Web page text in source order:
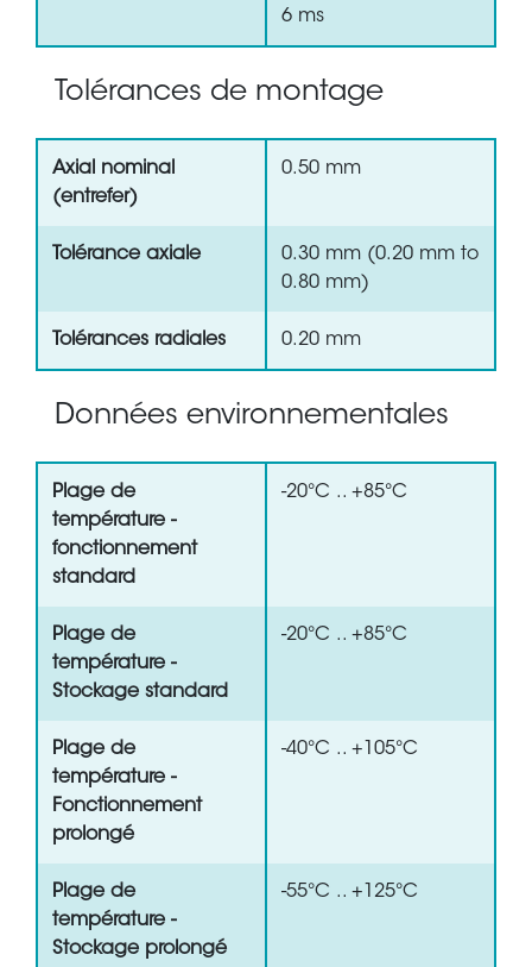
6 ms
Tolérances de montage
Axial nominal
(entrefer)
0.50 mm
Tolérance axiale
0.30 mm (0.20 mm to
0.80 mm)
Tolérances radiales 0.20 mm
Données environnementales
Plage de
température -
fonctionnement
standard
-20°C .. +85°C
Plage de
température -
Stockage standard
-20°C .. +85°C
Plage de
température -
Fonctionnement
prolongé
-40°C .. +105°C
Plage de
température -
Stockage prolongé
-55°C .. +125°C